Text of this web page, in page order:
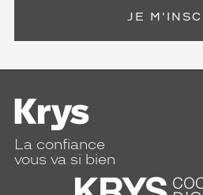
JE
La confiance
vous va si bien